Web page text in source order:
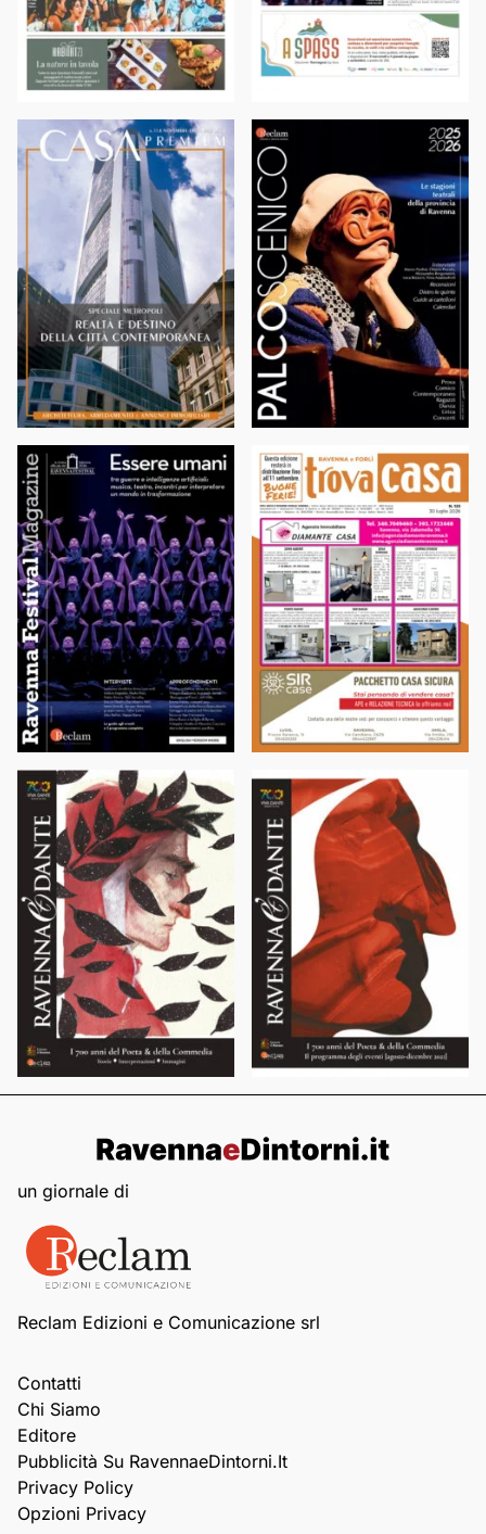
un giornale di
Reclam Edizioni e Comunicazione srl
Contatti
Chi Siamo
Editore
Pubblicità Su RavennaeDintorni.it
Privacy Policy
Opzioni Privacy